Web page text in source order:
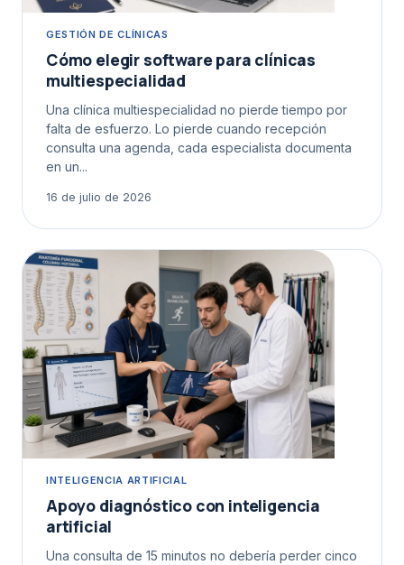
GESTIÓN DE CLÍNICAS
Cómo elegir software para clínicas
multiespecialidad
Una clínica multiespecialidad no pierde tiempo por
falta de esfuerzo. Lo pierde cuando recepción
consulta una agenda, cada especialista documenta
en un...
16 de julio de 2026
INTELIGENCIA ARTIFICIAL
Apoyo diagnóstico con inteligencia
artificial
Una consulta de 15 minutos no debería perder cinco